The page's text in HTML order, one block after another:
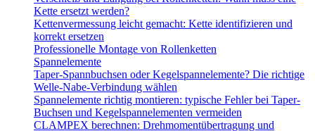
Kette ersetzt werden?
Kettenvermessung leicht gemacht: Kette identifizieren und
korrekt ersetzen
Professionelle Montage von Rollenketten
Spannelemente
Taper-Spannbuchsen oder Kegelspannelemente? Die richtige
Welle-Nabe-Verbindung wählen
Spannelemente richtig montieren: typische Fehler bei Taper-
Buchsen und Kegelspannelementen vermeiden
CLAMPEX berechnen: Drehmomentübertragung und